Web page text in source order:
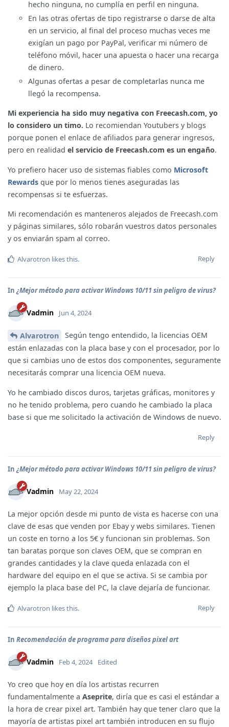
hecho ninguna, no cumplía en perfil en ninguna.
En las otras ofertas de tipo registrarse o darse de alta
en un servicio, al final del proceso muchas veces me
exigían un pago por PayPal, verificar mi número de
teléfono móvil, hacer una apuesta o hacer una recarga
de dinero.
Algunas ofertas a pesar de completarlas nunca me
llegó la recompensa.
Mi experiencia ha sido muy negativa con Freecash.com, yo
lo considero un timo. Lo recomiendan Youtubers y blogs
porque ponen el enlace de afiliados para generar ingresos,
pero en realidad el servicio de Freecash.com es un engaño.
Yo prefiero hacer uso de sistemas fiables como Microsoft
Rewards que por lo menos tienes aseguradas las
recompensas si te esfuerzas.
Mi recomendación es manteneros alejados de Freecash.com
y páginas similares, sólo robarán vuestros datos personales
y os enviarán spam al correo.
Reply
Alvarotron likes this.
In ¿Mejor método para activar Windows 10/11 sin peligro de virus?
Vadmin Jun 4, 2024
Alvarotron
Según tengo entendido, la licencias OEM
están enlazadas con la placa base y con el procesador, por lo
que si cambias uno de estos dos componentes, seguramente
necesitarás comprar una licencia OEM nueva.
Yo he cambiado discos duros, tarjetas gráficas, monitores y
no he tenido problema, pero cuando he cambiado la placa
base si que me solicitado la activación de Windows de nuevo.
Reply
In ¿Mejor método para activar Windows 10/11 sin peligro de virus?
Vadmin May 22, 2024
La mejor opción desde mi punto de vista es hacerse con una
clave de esas que venden por Ebay y webs similares. Tienen
un coste en torno a los 5€ y funcionan sin problemas. Son
tan baratas porque son claves OEM, que se compran en
grandes cantidades y la clave queda enlazada con el
hardware del equipo en el que se activa. Si se cambia por
ejemplo la placa base del PC, la clave dejaría de funcionar.
Reply
Alvarotron likes this.
In Recomendación de programa para diseños pixel art
Vadmin Feb 4, 2024 Edited
Yo creo que hoy en día los artistas recurren
fundamentalmente a Aseprite, diría que es casi el estándar a
la hora de crear pixel art. También hay que tener claro que la
mayoría de artistas pixel art también introducen en su flujo